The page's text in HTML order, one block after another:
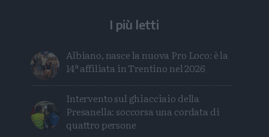
I più letti
Albiano, nasce la nuova Pro Loco: è la
14ª affiliata in Trentino nel 2026
Intervento sul ghiacciaio della
Presanella: soccorsa una cordata di
quattro persone